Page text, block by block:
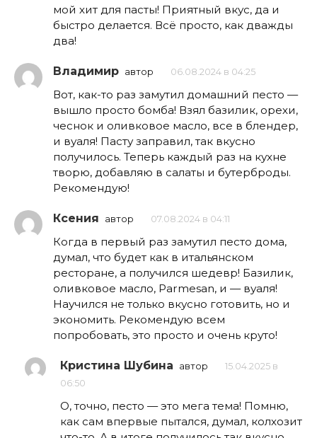
мой хит для пасты! Приятный вкус, да и
быстро делается. Всё просто, как дважды
два!
Владимир автор 06.08.2024 в 04:25
Вот, как-то раз замутил домашний песто —
вышло просто бомба! Взял базилик, орехи,
чеснок и оливковое масло, все в блендер,
и вуаля! Пасту заправил, так вкусно
получилось. Теперь каждый раз на кухне
творю, добавляю в салаты и бутерброды.
Рекомендую!
Ксения автор 07.08.2024 в 04:11
Когда в первый раз замутил песто дома,
думал, что будет как в итальянском
ресторане, а получился шедевр! Базилик,
оливковое масло, Parmesan, и — вуаля!
Научился не только вкусно готовить, но и
экономить. Рекомендую всем
попробовать, это просто и очень круто!
Кристина Шубина автор
15.04.2025 в
06:50
О, точно, песто — это мега тема! Помню,
как сам впервые пытался, думал, колхозит